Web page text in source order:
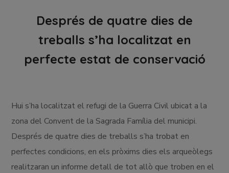
Després de quatre dies de
treballs s’ha localitzat en
perfecte estat de conservació
Hui s’ha localitzat el refugi de la Guerra Civil ubicat a la
zona del Convent de la Sagrada Família del municipi.
Després de quatre dies de treballs s’ha trobat en
perfectes condicions, en els pròxims dies els arqueòlegs
realitzaran un informe detall de tot allò que troben en el